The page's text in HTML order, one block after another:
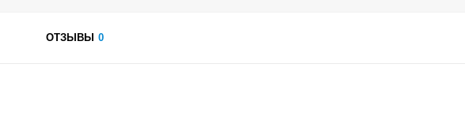
ОТЗЫВЫ 0